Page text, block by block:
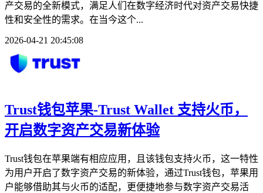
产交易的全新模式，满足人们在数字经济时代对资产交易快捷
性和安全性的需求。在当今这个...
2026-04-21 20:45:08
Trust钱包苹果-Trust Wallet 支持火币，
开启数字资产交易新体验
Trust钱包在苹果端有相应应用，且该钱包支持火币，这一特性
为用户开启了数字资产交易的新体验，通过Trust钱包，苹果用
户能够借助其与火币的适配，更便捷地参与数字资产交易活